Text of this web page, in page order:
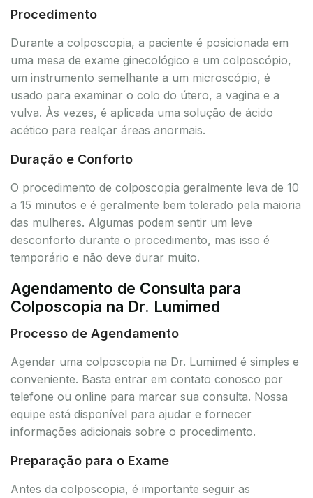
Procedimento
Durante a colposcopia, a paciente é posicionada em
uma mesa de exame ginecológico e um colposcópio,
um instrumento semelhante a um microscópio, é
usado para examinar o colo do útero, a vagina e a
vulva. Às vezes, é aplicada uma solução de ácido
acético para realçar áreas anormais.
Duração e Conforto
O procedimento de colposcopia geralmente leva de 10
a 15 minutos e é geralmente bem tolerado pela maioria
das mulheres. Algumas podem sentir um leve
desconforto durante o procedimento, mas isso é
temporário e não deve durar muito.
Agendamento de Consulta para
Colposcopia na Dr. Lumimed
Processo de Agendamento
Agendar uma colposcopia na Dr. Lumimed é simples e
conveniente. Basta entrar em contato conosco por
telefone ou online para marcar sua consulta. Nossa
equipe está disponível para ajudar e fornecer
informações adicionais sobre o procedimento.
Preparação para o Exame
Antes da colposcopia, é importante seguir as